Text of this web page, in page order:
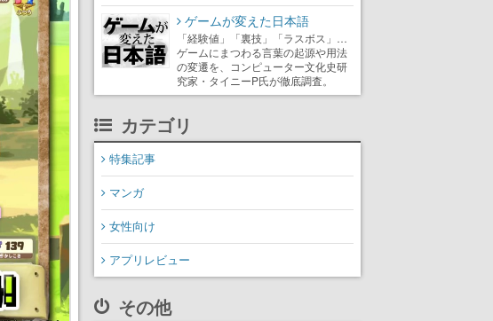
ゲームが変えた日本語
「経験値」「裏技」「ラスボス」…
ゲームにまつわる言葉の起源や用法
の変遷を、コンピューター文化史研
究家・タイニーP氏が徹底調査。
カテゴリ
特集記事
マンガ
女性向け
アプリレビュー
その他